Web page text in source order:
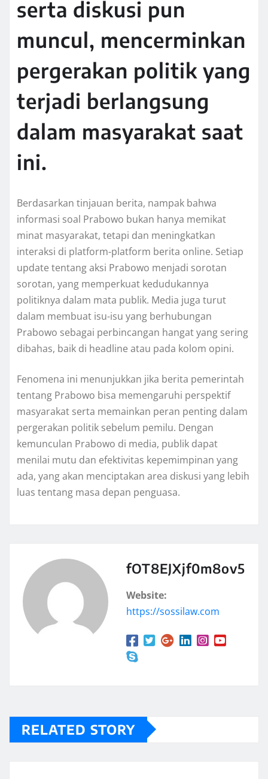
serta diskusi pun
muncul, mencerminkan
pergerakan politik yang
terjadi berlangsung
dalam masyarakat saat
ini.
Berdasarkan tinjauan berita, nampak bahwa
informasi soal Prabowo bukan hanya memikat
minat masyarakat, tetapi dan meningkatkan
interaksi di platform-platform berita online. Setiap
update tentang aksi Prabowo menjadi sorotan
sorotan, yang memperkuat kedudukannya
politiknya dalam mata publik. Media juga turut
dalam membuat isu-isu yang berhubungan
Prabowo sebagai perbincangan hangat yang sering
dibahas, baik di headline atau pada kolom opini.
Fenomena ini menunjukkan jika berita pemerintah
tentang Prabowo bisa memengaruhi perspektif
masyarakat serta memainkan peran penting dalam
pergerakan politik sebelum pemilu. Dengan
kemunculan Prabowo di media, publik dapat
menilai mutu dan efektivitas kepemimpinan yang
ada, yang akan menciptakan area diskusi yang lebih
luas tentang masa depan penguasa.
fOT8EJXjf0m8ov5
Website:
https://sossilaw.com
RELATED STORY